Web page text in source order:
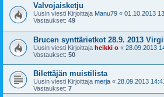
Valvojaisketju
Uusin viesti Kirjoittaja Manu79 « 01.10.2013
Vastaukset: 49
Brucen synttärietkot 28.9. 2013
Uusin viesti Kirjoittaja heikki o « 28.09.2013
Vastaukset: 50
Bilettäjän muistilista
Uusin viesti Kirjoittaja merja « 28.09.2013 14:41
Vastaukset: 7